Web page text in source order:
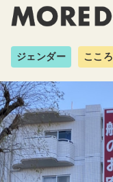
ジェンダー こころ